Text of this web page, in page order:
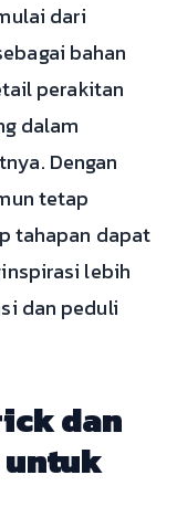
dari
bahan
perakitan
dalam
Dengan
tetap
tahapan dapat
lebih
dan peduli
dan
untuk